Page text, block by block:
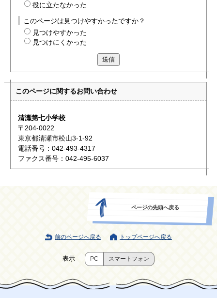
役に立たなかった
このページは見つけやすかったですか？
見つけやすかった
見つけにくかった
送信
このページに関するお問い合わせ
清瀬第七小学校
〒204-0022
東京都清瀬市松山3-1-92
電話番号：042-493-4317
ファクス番号：042-495-6037
ページの先頭へ戻る
前のページへ戻る トップページへ戻る
表示 PC スマートフォン